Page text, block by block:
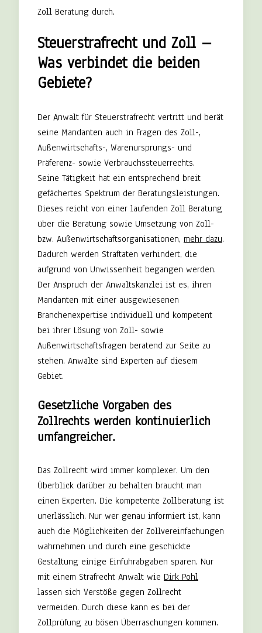
Zoll Beratung durch.
Steuerstrafrecht und Zoll –
Was verbindet die beiden
Gebiete?
Der Anwalt für Steuerstrafrecht vertritt und berät
seine Mandanten auch in Fragen des Zoll-,
Außenwirtschafts-, Warenursprungs- und
Präferenz- sowie Verbrauchssteuerrechts.
Seine Tätigkeit hat ein entsprechend breit
gefächertes Spektrum der Beratungsleistungen.
Dieses reicht von einer laufenden Zoll Beratung
über die Beratung sowie Umsetzung von Zoll-
bzw. Außenwirtschaftsorganisationen, mehr dazu.
Dadurch werden Straftaten verhindert, die
aufgrund von Unwissenheit begangen werden.
Der Anspruch der Anwaltskanzlei ist es, ihren
Mandanten mit einer ausgewiesenen
Branchenexpertise individuell und kompetent
bei ihrer Lösung von Zoll- sowie
Außenwirtschaftsfragen beratend zur Seite zu
stehen. Anwälte sind Experten auf diesem
Gebiet.
Gesetzliche Vorgaben des
Zollrechts werden kontinuierlich
umfangreicher.
Das Zollrecht wird immer komplexer. Um den
Überblick darüber zu behalten braucht man
einen Experten. Die kompetente Zollberatung ist
unerlässlich. Nur wer genau informiert ist, kann
auch die Möglichkeiten der Zollvereinfachungen
wahrnehmen und durch eine geschickte
Gestaltung einige Einfuhrabgaben sparen. Nur
mit einem Strafrecht Anwalt wie Dirk Pohl
lassen sich Verstöße gegen Zollrecht
vermeiden. Durch diese kann es bei der
Zollprüfung zu bösen Überraschungen kommen.